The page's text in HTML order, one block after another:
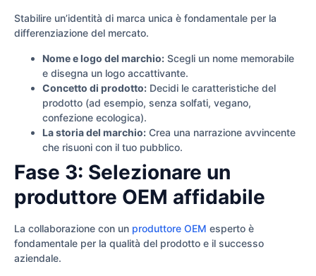
Stabilire un’identità di marca unica è fondamentale per la
differenziazione del mercato.
Nome e logo del marchio: Scegli un nome memorabile
e disegna un logo accattivante.
Concetto di prodotto: Decidi le caratteristiche del
prodotto (ad esempio, senza solfati, vegano,
confezione ecologica).
La storia del marchio: Crea una narrazione avvincente
che risuoni con il tuo pubblico.
Fase 3: Selezionare un
produttore OEM affidabile
La collaborazione con un produttore OEM esperto è
fondamentale per la qualità del prodotto e il successo
aziendale.